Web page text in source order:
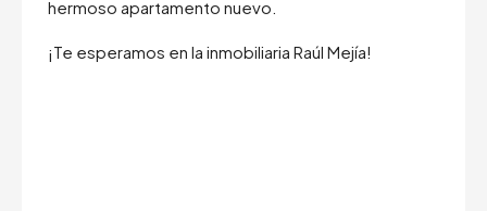
hermoso apartamento nuevo.
¡Te esperamos en la inmobiliaria Raúl Mejía!